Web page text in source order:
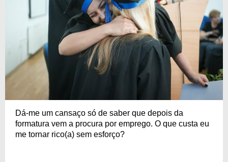
Dá-me um cansaço só de saber que depois da
formatura vem a procura por emprego. O que custa eu
me tornar rico(a) sem esforço?